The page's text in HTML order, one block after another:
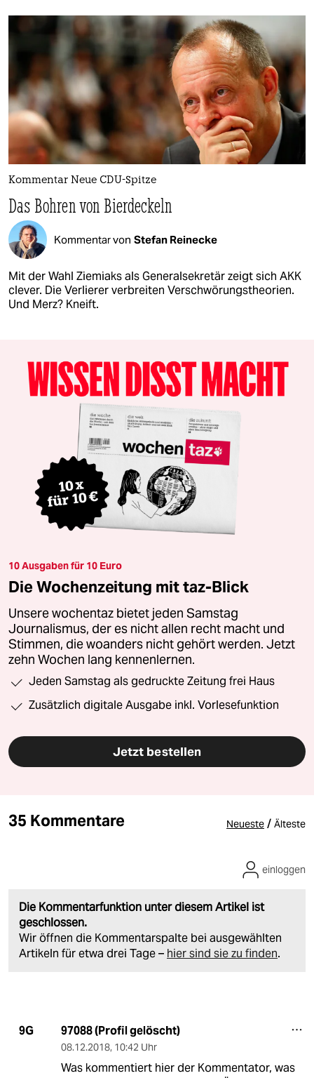
Kommentar Neue CDU-Spitze
Das Bohren von Bierdeckeln
Kommentar von Stefan Reinecke
Mit der Wahl Ziemiaks als Generalsekretär zeigt sich AKK
clever. Die Verlierer verbreiten Verschwörungstheorien.
Und Merz? Kneift.
10 Ausgaben für 10 Euro
Die Wochenzeitung mit taz-Blick
Unsere wochentaz bietet jeden Samstag
Journalismus, der es nicht allen recht macht und
Stimmen, die woanders nicht gehört werden. Jetzt
zehn Wochen lang kennenlernen.
Jeden Samstag als gedruckte Zeitung frei Haus
Zusätzlich digitale Ausgabe inkl. Vorlesefunktion
Jetzt bestellen
35 Kommentare Neueste / Älteste
Die Kommentarfunktion unter diesem Artikel ist
geschlossen.
Wir öffnen die Kommentarspalte bei ausgewählten
Artikeln für etwa drei Tage – hier sind sie zu finden.
einloggen
9G 97088 (Profil gelöscht)
08.12.2018, 10:42 Uhr
Was kommentiert hier der Kommentator, was